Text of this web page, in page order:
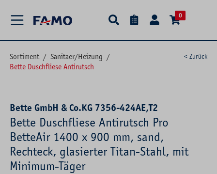
0
Sortiment / Sanitaer/Heizung /
Bette Duschfliese Antirutsch
< Zurück
Bette GmbH & Co.KG 7356-424AE,T2
Bette Duschfliese Antirutsch Pro
BetteAir 1400 x 900 mm, sand,
Rechteck, glasierter Titan-Stahl, mit
Minimum-Täger